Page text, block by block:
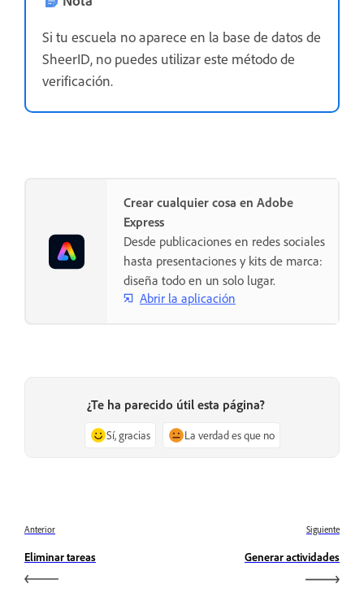
Si tu escuela no aparece en la base de datos de
SheerID, no puedes utilizar este método de
verificación.
Crear cualquier cosa en Adobe
Express
Desde publicaciones en redes sociales
hasta presentaciones y kits de marca:
diseña todo en un solo lugar.
Abrir la aplicación
¿Te ha parecido útil esta página?
Sí, gracias La verdad es que no
Anterior
Eliminar tareas
Siguiente
Generar actividades